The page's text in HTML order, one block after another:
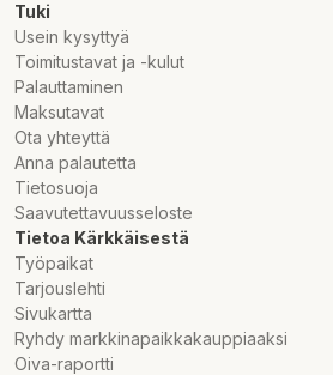
Tuki
Usein kysyttyä
Toimitustavat ja -kulut
Palauttaminen
Maksutavat
Ota yhteyttä
Anna palautetta
Tietosuoja
Saavutettavuusseloste
Tietoa Kärkkäisestä
Työpaikat
Tarjouslehti
Sivukartta
Ryhdy markkinapaikkakauppiaaksi
Oiva-raportti